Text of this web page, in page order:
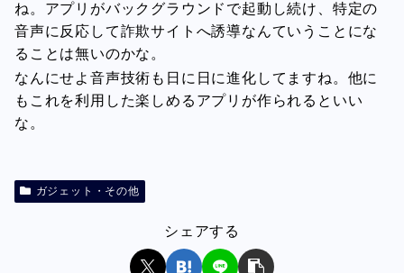
ね。アプリがバックグラウンドで起動し続け、特定の
音声に反応して詐欺サイトへ誘導なんていうことにな
ることは無いのかな。
なんにせよ音声技術も日に日に進化してますね。他に
もこれを利用した楽しめるアプリが作られるといい
な。
ガジェット・その他
シェアする